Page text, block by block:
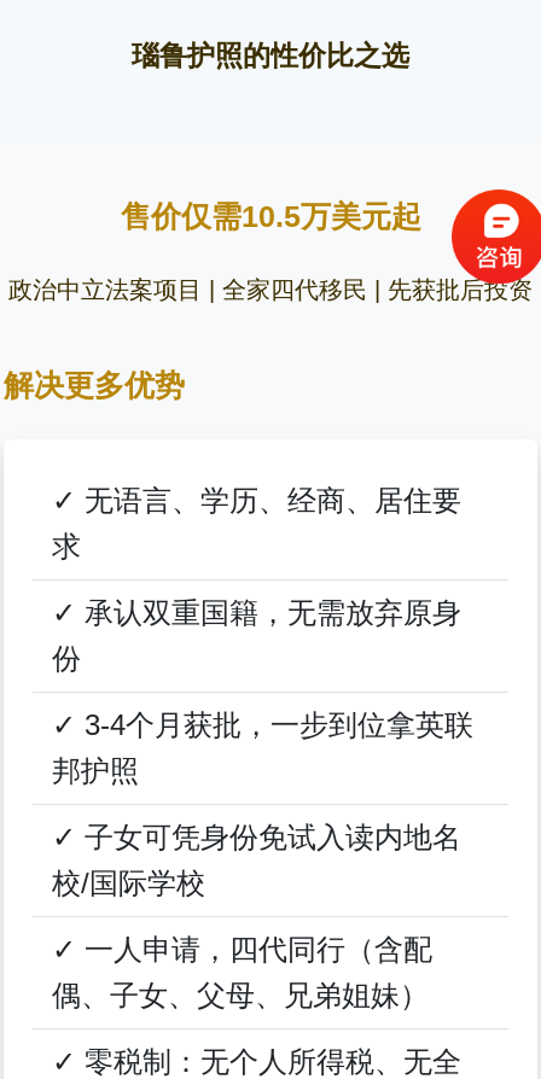
瑙鲁护照的性价比之选
售价仅需10.5万美元起
政治中立法案项目 | 全家四代移民 | 先获批后投资
解决更多优势
✓ 无语言、学历、经商、居住要
求
✓ 承认双重国籍，无需放弃原身
份
✓ 3-4个月获批，一步到位拿英联
邦护照
✓ 子女可凭身份免试入读内地名
校/国际学校
✓ 一人申请，四代同行（含配
偶、子女、父母、兄弟姐妹）
✓ 零税制：无个人所得税、无全